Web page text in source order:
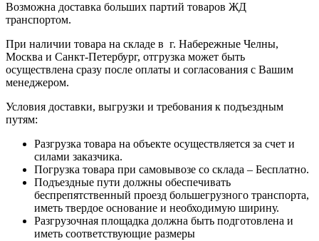
Возможна доставка больших партий товаров ЖД
транспортом.
При наличии товара на складе в г. Набережные Челны,
Москва и Санкт-Петербург, отгрузка может быть
осуществлена сразу после оплаты и согласования с Вашим
менеджером.
Условия доставки, выгрузки и требования к подъездным
путям:
Разгрузка товара на объекте осуществляется за счет и
силами заказчика.
Погрузка товара при самовывозе со склада – Бесплатно.
Подъездные пути должны обеспечивать
беспрепятственный проезд большегрузного транспорта,
иметь твердое основание и необходимую ширину.
Разгрузочная площадка должна быть подготовлена и
иметь соответствующие размеры